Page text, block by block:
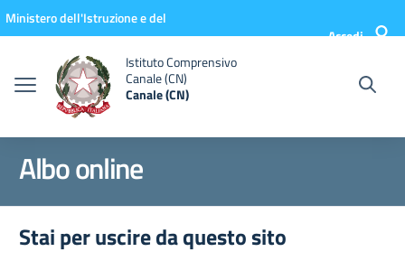
Vai ai contenuti
Vai al menu di navigazione
Vai al footer
Ministero dell'Istruzione e del
Accedi
Istituto Comprensivo
Canale (CN)
Canale (CN)
Albo online
Stai per uscire da questo sito